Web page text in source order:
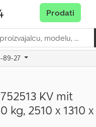
Prodati
89-27
KV mit
kg, 2510 x 1310 x